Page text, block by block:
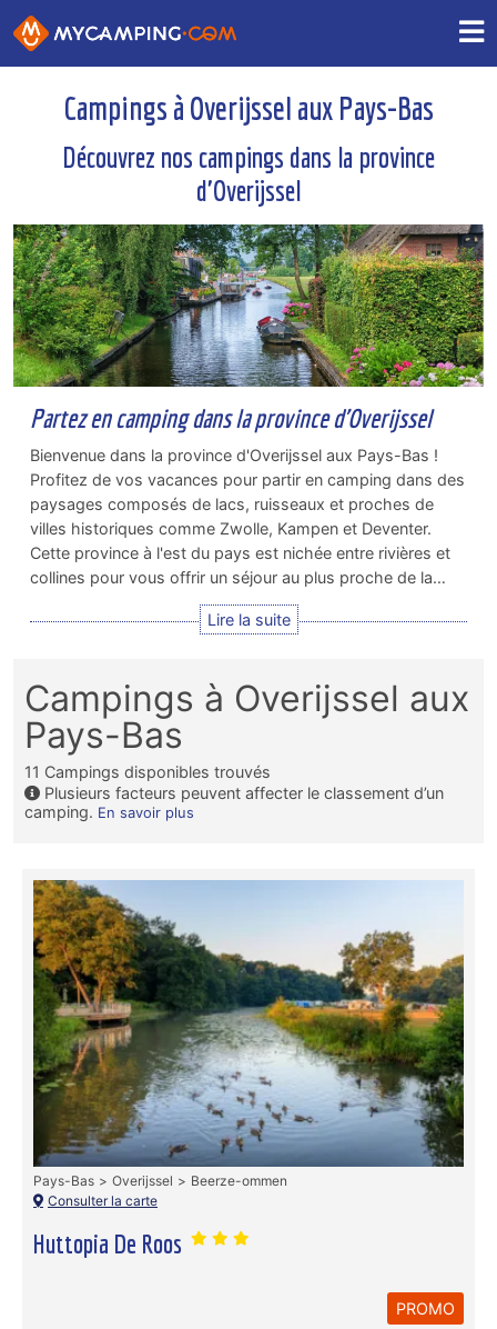
Campings à Overijssel aux Pays-Bas
Découvrez nos campings dans la province
d'Overijssel
Partez en camping dans la province d'Overijssel
Bienvenue dans la province d'Overijssel aux Pays-Bas !
Profitez de vos vacances pour partir en camping dans des
paysages composés de lacs, ruisseaux et proches de
villes historiques comme Zwolle, Kampen et Deventer.
Cette province à l'est du pays est nichée entre rivières et
collines pour vous offrir un séjour au plus proche de la…
Campings à Overijssel aux
Pays-Bas
11 Campings disponibles trouvés
Plusieurs facteurs peuvent affecter le classement d’un
camping. En savoir plus
Huttopia De Roos
Pays-Bas Overijssel
Beerze-ommen
Consulter la carte
PROMO